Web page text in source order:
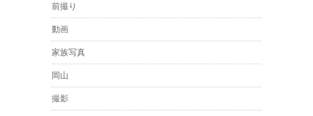
前撮り
動画
家族写真
岡山
撮影